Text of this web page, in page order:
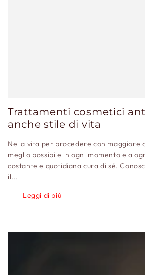
Trattamenti cosmetici
anche stile di vita
Nella vita per procedere con maggiore
meglio possibile in ogni momento e a
costante e quotidiana cura di sé.
il...
Leggi di più